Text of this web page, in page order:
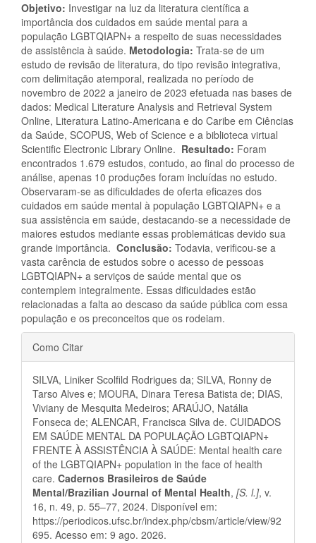
Objetivo: Investigar na luz da literatura científica a
importância dos cuidados em saúde mental para a
população LGBTQIAPN+ a respeito de suas necessidades
de assistência à saúde. Metodologia: Trata-se de um
estudo de revisão de literatura, do tipo revisão integrativa,
com delimitação atemporal, realizada no período de
novembro de 2022 a janeiro de 2023 efetuada nas bases de
dados: Medical Literature Analysis and Retrieval System
Online, Literatura Latino-Americana e do Caribe em Ciências
da Saúde, SCOPUS, Web of Science e a biblioteca virtual
Scientific Electronic Library Online. Resultado: Foram
encontrados 1.679 estudos, contudo, ao final do processo de
análise, apenas 10 produções foram incluídas no estudo.
Observaram-se as dificuldades de oferta eficazes dos
cuidados em saúde mental à população LGBTQIAPN+ e a
sua assistência em saúde, destacando-se a necessidade de
maiores estudos mediante essas problemáticas devido sua
grande importância. Conclusão: Todavia, verificou-se a
vasta carência de estudos sobre o acesso de pessoas
LGBTQIAPN+ a serviços de saúde mental que os
contemplem integralmente. Essas dificuldades estão
relacionadas a falta ao descaso da saúde pública com essa
população e os preconceitos que os rodeiam.
Detalhes
do
artigo
Como Citar
SILVA, Liniker Scolfild Rodrigues da; SILVA, Ronny de
Tarso Alves e; MOURA, Dinara Teresa Batista de; DIAS,
Viviany de Mesquita Medeiros; ARAÚJO, Natália
Fonseca de; ALENCAR, Francisca Silva de. CUIDADOS
EM SAÚDE MENTAL DA POPULAÇÃO LGBTQIAPN+
FRENTE À ASSISTÊNCIA À SAÚDE: Mental health care
of the LGBTQIAPN+ population in the face of health
care. Cadernos Brasileiros de Saúde
Mental/Brazilian Journal of Mental Health, [S. l.], v.
16, n. 49, p. 55–77, 2024. Disponível em:
https://periodicos.ufsc.br/index.php/cbsm/article/view/92
695. Acesso em: 9 ago. 2026.